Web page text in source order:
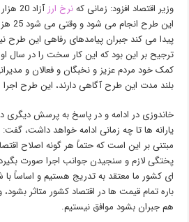
وزیر اقتصاد افزود: زمانی کهنرخ ارز
این
پیدا می کند جبران پیامدهای رفاهی این طرح
ترجیح بر این بود که این کار سخت را در سال
کمک خود مردم عزیز و نخبگان و فعالان و
بلند مدت این طرح آگاهی دارند، این طرح
خاندوزی در ادامه و در پاسخ به پرسش
یارانه ها تا چه زمانی ادامه خواهد داشت،
مبتنی بر این است که حتماً هر گونه اصلاح
پختگی لازم و سنجیدن جوانب اجرا صورت بگیرد
ای کشور ما معتقد به تدریج هستیم و اساساً
باره تمام قیمت ها در اقتصاد کشور متاثر
هم جبران بشود موافق نیستیم.